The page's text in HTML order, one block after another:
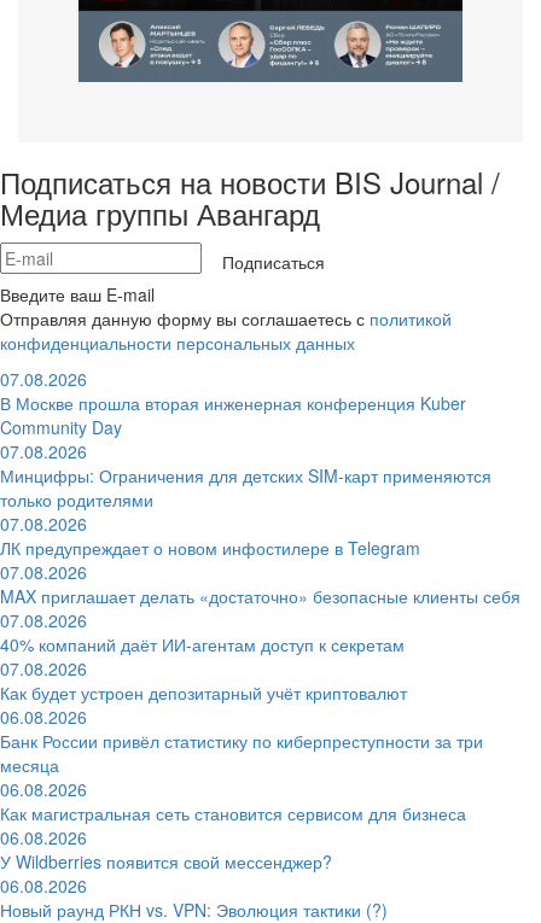
Подписаться на новости BIS Journal /
Медиа группы Авангард
Подписаться
Введите ваш E-mail
Отправляя данную форму вы соглашаетесь с политикой
конфиденциальности персональных данных
07.08.2026
В Москве прошла вторая инженерная конференция Kuber
Community Day
07.08.2026
Минцифры: Ограничения для детских SIM-карт применяются
только родителями
07.08.2026
ЛК предупреждает о новом инфостилере в Telegram
07.08.2026
MAX приглашает делать «достаточно» безопасные клиенты себя
07.08.2026
40% компаний даёт ИИ‑агентам доступ к секретам
07.08.2026
Как будет устроен депозитарный учёт криптовалют
06.08.2026
Банк России привёл статистику по киберпреступности за три
месяца
06.08.2026
Как магистральная сеть становится сервисом для бизнеса
06.08.2026
У Wildberries появится свой мессенджер?
06.08.2026
Новый раунд РКН vs. VPN: Эволюция тактики (?)